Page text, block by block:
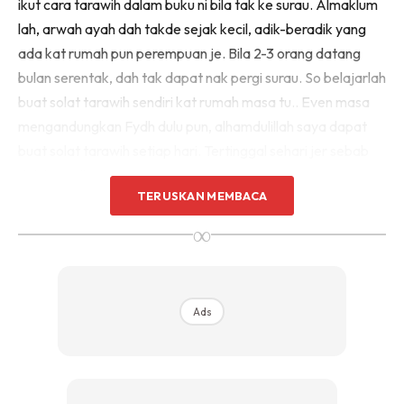
ikut cara tarawih dalam buku ni bila tak ke surau. Almaklum
lah, arwah ayah dah takde sejak kecil, adik-beradik yang
ada kat rumah pun perempuan je. Bila 2-3 orang datang
bulan serentak, dah tak dapat nak pergi surau. So belajarlah
buat solat tarawih sendiri kat rumah masa tu.. Even masa
belajar-belajar solat tarawih pun boleh buat cara ni kalau
jadikan alasan tak dapat pergi surau/masjid tak boleh buat
tarawih.. Ramadan setahun sekali jer, jomlah kita
TERUSKAN MEMBACA
∞
Ads